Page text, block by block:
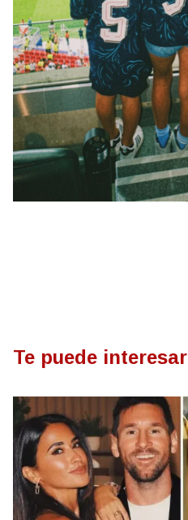
Te puede interesar